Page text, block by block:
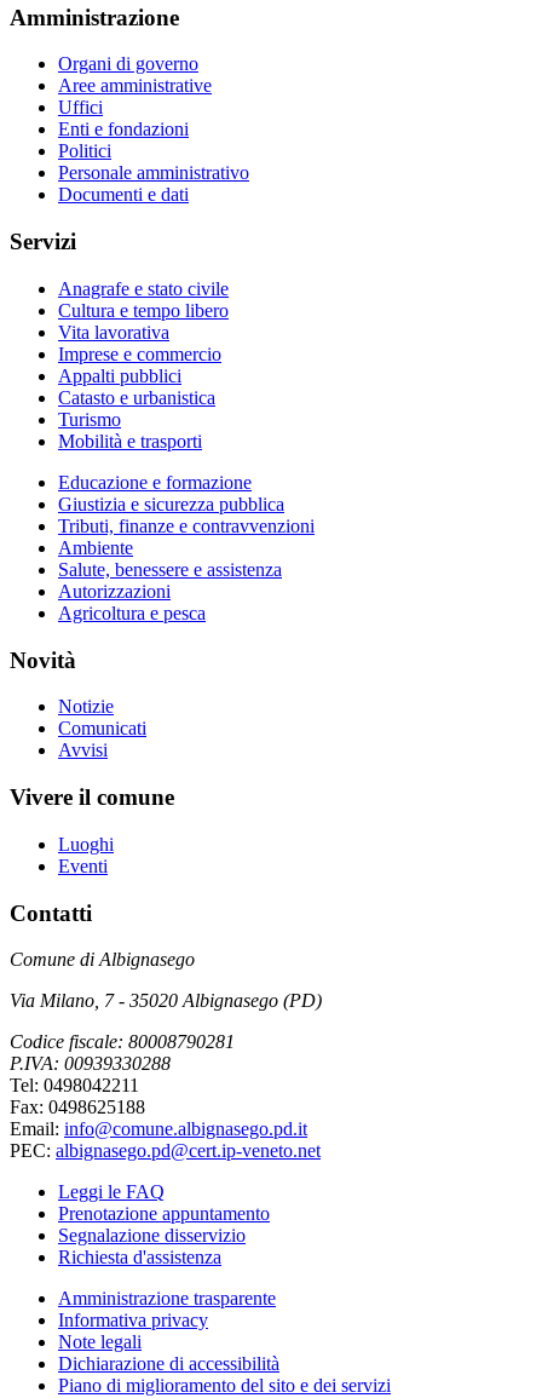
Amministrazione
Organi di governo
Aree amministrative
Uffici
Enti e fondazioni
Politici
Personale amministrativo
Documenti e dati
Servizi
Anagrafe e stato civile
Cultura e tempo libero
Vita lavorativa
Imprese e commercio
Appalti pubblici
Catasto e urbanistica
Turismo
Mobilità e trasporti
Educazione e formazione
Giustizia e sicurezza pubblica
Tributi, finanze e contravvenzioni
Ambiente
Salute, benessere e assistenza
Autorizzazioni
Agricoltura e pesca
Novità
Notizie
Comunicati
Avvisi
Vivere il comune
Luoghi
Eventi
Contatti
Comune di Albignasego
Via Milano, 7 - 35020 Albignasego (PD)
Codice fiscale: 80008790281
P.IVA: 00939330288
Tel: 0498042211
Fax: 0498625188
Email: info@comune.albignasego.pd.it
PEC: albignasego.pd@cert.ip-veneto.net
Leggi le FAQ
Prenotazione appuntamento
Segnalazione disservizio
Richiesta d'assistenza
Amministrazione trasparente
Informativa privacy
Note legali
Dichiarazione di accessibilità
Piano di miglioramento del sito e dei servizi